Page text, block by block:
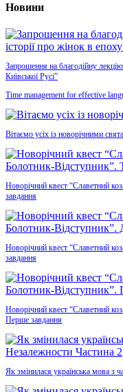
Новини
Запрошення на благодійну
Київської Русі”
Time management for effective
Вітаємо усіх із новорічними
Новорічний квест “Славетний
завдання
Новорічний квест “Славетний
завдання
Новорічний квест “Славетний
Перше завдання
Як змінилася українська мова з